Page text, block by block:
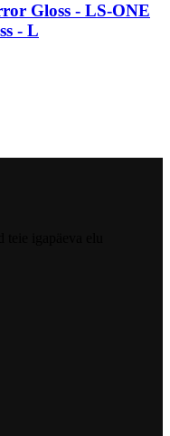
Gloss - LS-ONE
- L